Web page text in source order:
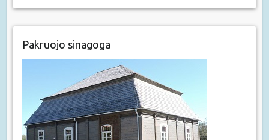
Pakruojo sinagoga